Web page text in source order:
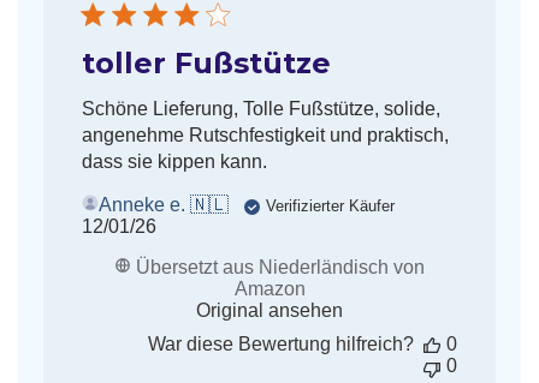
toller Fußstütze
Schöne Lieferung, Tolle Fußstütze, solide,
angenehme Rutschfestigkeit und praktisch,
dass sie kippen kann.
Anneke e. 🇳🇱 Verifizierter Käufer
Veröffentlichungsdatum
12/01/26
Übersetzt aus Niederländisch von
Amazon
Original ansehen
War diese Bewertung hilfreich?
0
0